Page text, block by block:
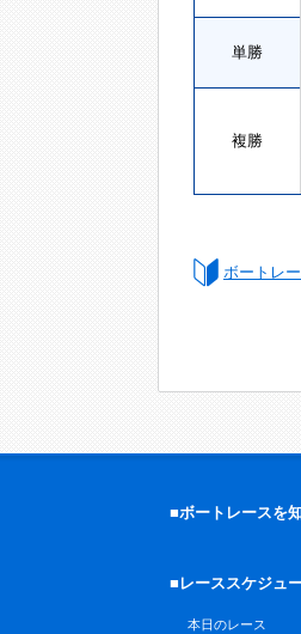
単勝
複勝
ボートレ
■ボートレースを
■レーススケジュ
本日のレース